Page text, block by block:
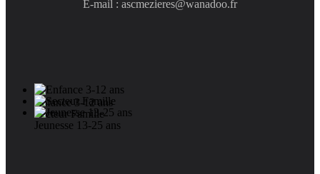
Enfance 3-12 ans
Secteur Famille
Jeunesse 13-25 ans
E-mail : ascmezieres@wanadoo.fr